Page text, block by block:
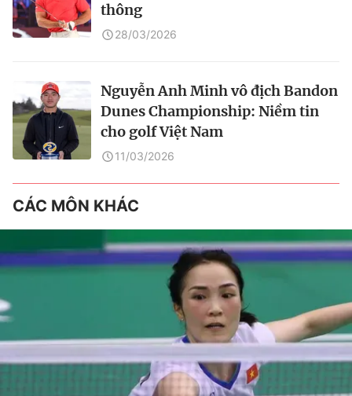
thông
28/03/2026
Nguyễn Anh Minh vô địch Bandon
Dunes Championship: Niềm tin
cho golf Việt Nam
11/03/2026
CÁC MÔN KHÁC